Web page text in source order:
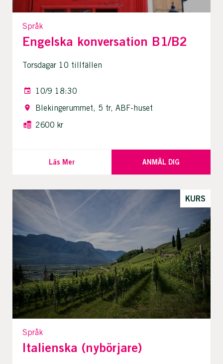
Språk
Engelska konversation B1/B2
Torsdagar 10 tillfällen
10/9 18:30
Blekingerummet, 5 tr, ABF-huset
2600 kr
Läs Mer ANMÄL DIG
KURS
Språk
Italienska (nybörjare)